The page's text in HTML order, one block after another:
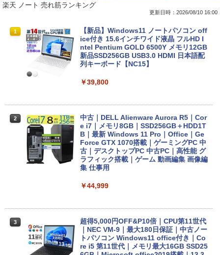
楽天 ノート 売れ筋ランキング
更新日時：2026/08/10 16:00
1
【新品】Windows11 ノートパソコン off
ice付き 15.6インチワイド液晶 フルHD I
ntel Pentium GOLD 6500Y メモリ12GB
新品SSD256GB USB3.0 HDMI 日本語配
列キーボード【NC15】
￥39,800
2
中古｜DELL Alienware Aurora R5｜Cor
e i7｜メモリ8GB｜SSD256GB＋HDD1T
B｜最新 Windows 11 Pro｜Office｜Ge
Force GTX 1070搭載｜ゲーミングPC 中
古｜デスクトップPC 中古PC｜高性能 グ
ラフィック搭載｜ゲーム 動画編集 画像編
集 仕事用
￥44,999
3
超得5,000円OFF&P10倍｜CPU第11世代
｜NEC VM-9｜最大180日保証｜中古ノー
トパソコン Windows11 office付き｜Co
re i5 第11世代｜メモリ最大16GB SSD25